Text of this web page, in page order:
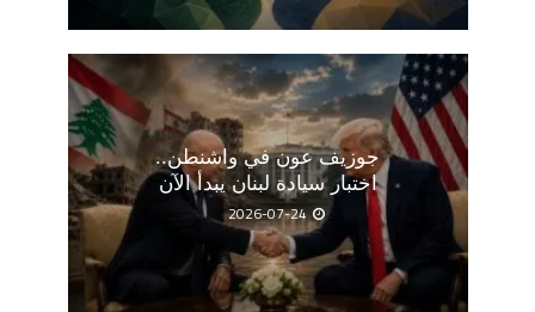
جوزيف عون في واشنطن..
اختبار سيادة لبنان يبدأ الآن
2026-07-24